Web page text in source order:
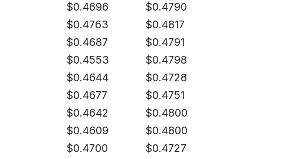
$0.4696 $0.4790
$0.4763 $0.4817
$0.4687 $0.4791
$0.4553 $0.4798
$0.4644 $0.4728
$0.4677 $0.4751
$0.4642 $0.4800
$0.4609 $0.4800
$0.4700 $0.4727